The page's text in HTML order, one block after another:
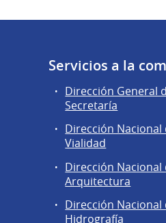
Servicios a la
Dirección General
Secretaría
Dirección Nacional
Vialidad
Dirección Nacional
Arquitectura
Dirección Nacional
Hidrografía